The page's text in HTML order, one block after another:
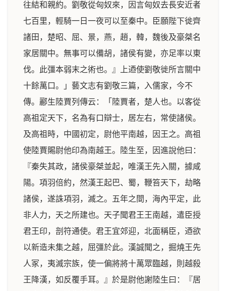
往結和親約。劉敬從匈奴來，因言匈奴去長安近者
七百里，輕騎一日一夜可以至秦中。臣願陛下徙齊
諸田，楚昭、屈、景，燕，趙，韓，魏後及豪桀名
家居關中。無事可以備胡，諸侯有變，亦足率以東
伐。此彊本弱末之術也。』上迺使劉敬徙所言關中
十餘萬口。」藝文志有劉敬三篇，入儒家，今不
傳。酈生陸賈列傳云：「陸賈者，楚人也。以客從
高祖定天下，名為有口辯士，居左右，常使諸侯。
及高祖時，中國初定，尉他平南越，因王之。高祖
使陸賈賜尉他印為南越王。陸生至，因進說他曰：
『秦失其政，諸侯豪桀並起，唯漢王先入關，據咸
陽。項羽倍約，然漢王起巴、蜀，鞭笞天下，劫略
諸侯，遂誅項羽，滅之。五年之間，海內平定，此
非人力，天之所建也。天子聞君王王南越，遣臣授
君王印，剖符通使。君王宜郊迎，北面稱臣，迺欲
以新造未集之越，屈彊於此。漢誠聞之，掘燒王先
人冢，夷滅宗族，使一偏將將十萬眾臨越，則越殺
王降漢，如反覆手耳。』於是尉他謝陸生曰：『居